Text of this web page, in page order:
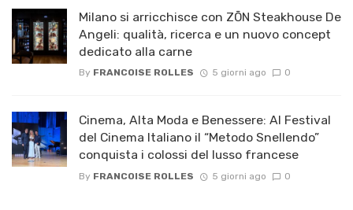
Milano si arricchisce con ZŌN Steakhouse De
Angeli: qualità, ricerca e un nuovo concept
dedicato alla carne
By FRANCOISE ROLLES 5 giorni ago 0
Cinema, Alta Moda e Benessere: Al Festival
del Cinema Italiano il “Metodo Snellendo”
conquista i colossi del lusso francese
By FRANCOISE ROLLES 5 giorni ago 0